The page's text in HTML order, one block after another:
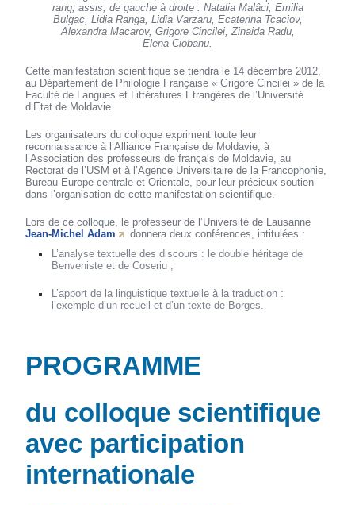
rang, assis, de gauche à droite : Natalia Malâci, Emilia
Bulgac, Lidia Ranga, Lidia Varzaru, Ecaterina Tcaciov,
Alexandra Macarov, Grigore Cincilei, Zinaida Radu,
Elena Ciobanu.
Cette manifestation scientifique se tiendra le 14 décembre 2012,
au Département de Philologie Française « Grigore Cincilei » de la
Faculté de Langues et Littératures Etrangères de l’Université
d’Etat de Moldavie.
Les organisateurs du colloque expriment toute leur
reconnaissance à l’Alliance Française de Moldavie, à
l’Association des professeurs de français de Moldavie, au
Rectorat de l’USM et à l’Agence Universitaire de la Francophonie,
Bureau Europe centrale et Orientale, pour leur précieux soutien
dans l’organisation de cette manifestation scientifique.
Lors de ce colloque, le professeur de l’Université de Lausanne
Jean-Michel Adam
donnera deux conférences, intitulées :
L’analyse textuelle des discours : le double héritage de
Benveniste et de Coseriu ;
L’apport de la linguistique textuelle à la traduction :
l’exemple d’un recueil et d’un texte de Borges.
PROGRAMME
du colloque scientifique
avec participation
internationale